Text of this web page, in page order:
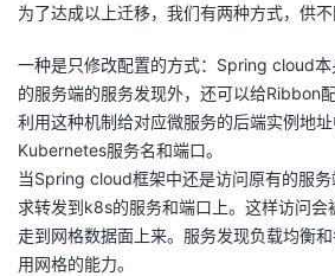
为了达成以上迁移，我们有两种方式，供不
一种是只修改配置的方式：Spring cloud
的服务端的服务发现外，还可以给Ribbon
利用这种机制给对应微服务的后端实例地
Kubernetes服务名和端口。
当Spring cloud框架中还是访问原有的服
求转发到k8s的服务和端口上。这样访问会
走到网格数据面上来。服务发现负载均衡
用网格的能力。